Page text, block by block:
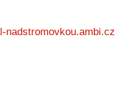
nadstromovkou.ambi.cz